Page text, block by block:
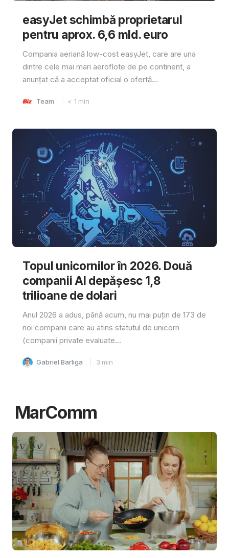
easyJet schimbă proprietarul
pentru aprox. 6,6 mld. euro
Compania aeriană low-cost easyJet, care are una
dintre cele mai mari aeroflote de pe continent, a
anunțat că a acceptat oficial o ofertă...
Team < 1 min
Topul unicornilor în 2026. Două
companii AI depășesc 1,8
trilioane de dolari
Anul 2026 a adus, până acum, nu mai puțin de 173 de
noi companii care au atins statutul de unicorn
(companii private evaluate...
Gabriel Barliga 3 min
MarComm